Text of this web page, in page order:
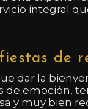
integral
de
dar la
emoción,
y muy bien